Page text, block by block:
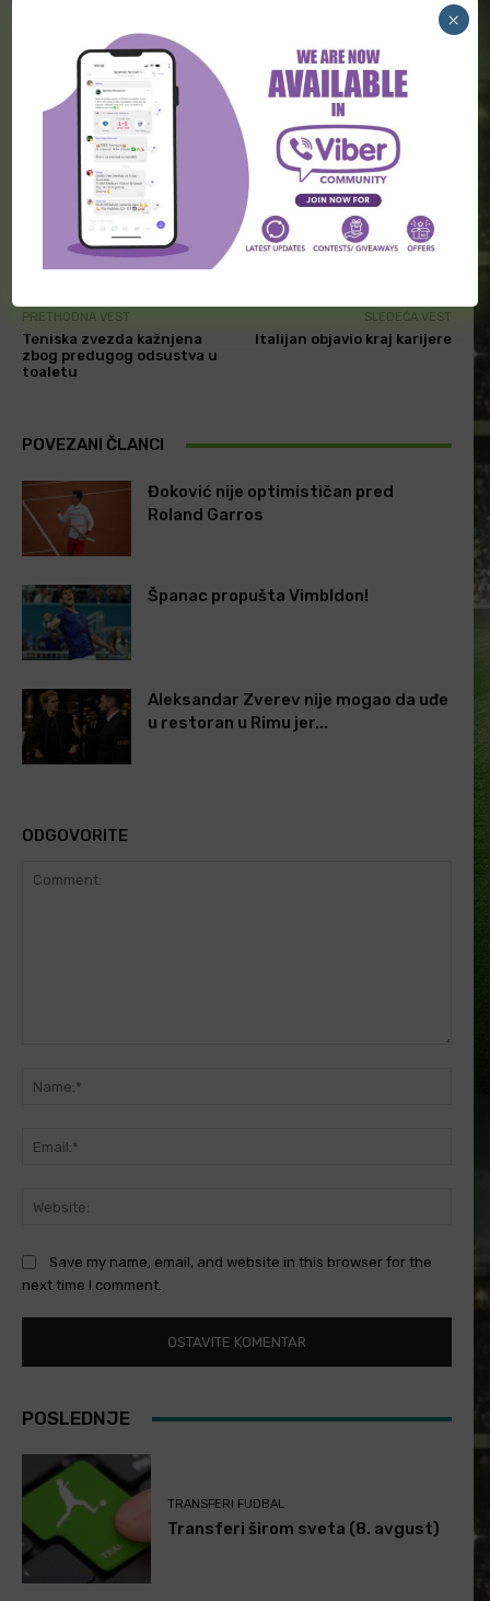
Bio bih oduševljen da ga vidim kako se takmiči još
nekoliko godina i da delimo dobre trenutke i turnire,”
rekao je Karlos Alkaraz.
Facebook Twitter
PRETHODNA VEST
Teniska zvezda kažnjena
zbog predugog odsustva u
toaletu
SLEDEĆA VEST
Italijan objavio kraj karijere
POVEZANI ČLANCI
Đoković nije optimističan pred
Roland Garros
Španac propušta Vimbldon!
Aleksandar Zverev nije mogao da uđe
u restoran u Rimu jer...
ODGOVORITE
Save my name, email, and website in this browser for the
next time I comment.
POSLEDNJE
TRANSFERI FUDBAL
Transferi širom sveta (8. avgust)
×